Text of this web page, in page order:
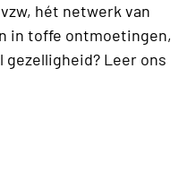
hét netwerk van
in toffe ontmoetingen,
Leer ons